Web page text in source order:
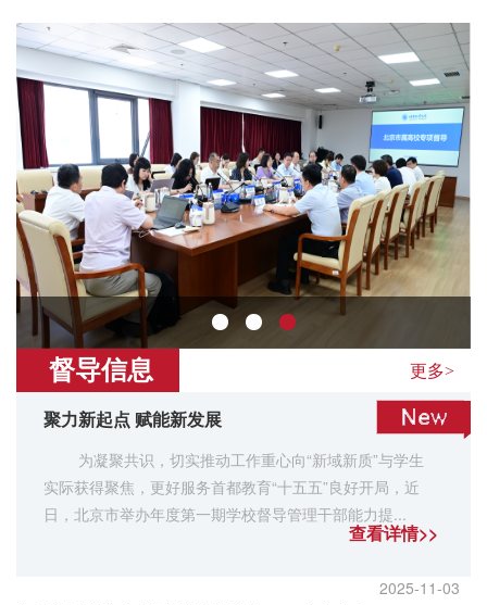
督导信息 更多>
聚力新起点 赋能新发展
为凝聚共识，切实推动工作重心向“新域新质”与学生
实际获得聚焦，更好服务首都教育“十五五”良好开局，近
日，北京市举办年度第一期学校督导管理干部能力提...
查看详情>>
2025-11-03